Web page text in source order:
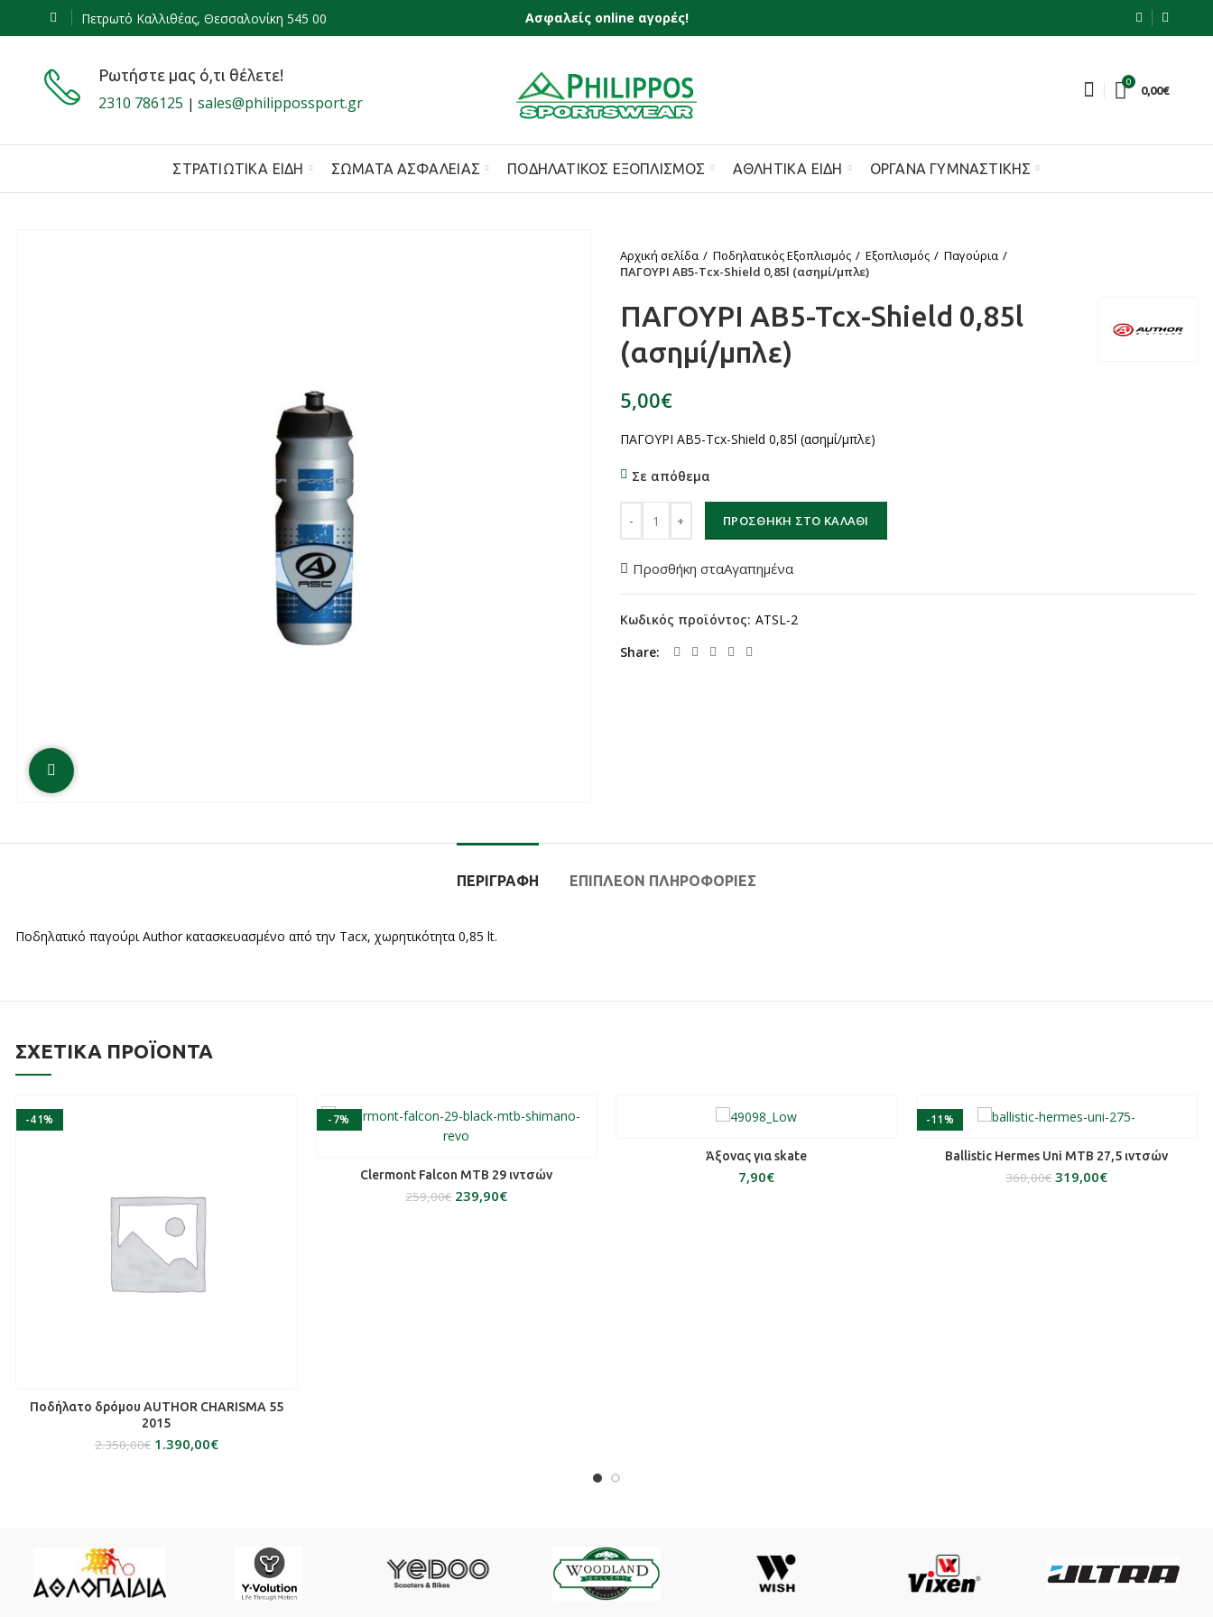
Πετρωτό Καλλιθέας, Θεσσαλονίκη 545 00 Ασφαλείς online αγορές!
Ρωτήστε μας ό,τι θέλετε!
2310 786125 | sales@philippossport.gr
0
0,00€
ΣΤΡΑΤΙΩΤΙΚΆ ΕΊΔΗ ΣΏΜΑΤΑ ΑΣΦΑΛΕΊΑΣ ΠΟΔΗΛΑΤΙΚΌΣ ΕΞΟΠΛΙΣΜΌΣ ΑΘΛΗΤΙΚΆ ΕΊΔΗ ΌΡΓΑΝΑ ΓΥΜΝΑΣΤΙΚΉΣ
Αρχική σελίδα Ποδηλατικός Εξοπλισμός Εξοπλισμός
Παγούρια
ΠΑΓΟΥΡΙ AB5-Tcx-Shield 0,85l (ασημί/μπλε)
ΠΑΓΟΥΡΙ AB5-Tcx-Shield 0,85l
(ασημί/μπλε)
€
ΠΑΓΟΥΡΙ AB5-Tcx-Shield 0,85l (ασημί/μπλε)
Σε απόθεμα
ΠΡΟΣΘΉΚΗ ΣΤΟ ΚΑΛΆΘΙ
Προσθήκη σταΑγαπημένα
Κωδικός προϊόντος: ATSL-2
Share
ΠΕΡΙΓΡΑΦΉ ΕΠΙΠΛΈΟΝ ΠΛΗΡΟΦΟΡΊΕΣ
Ποδηλατικό παγούρι Author κατασκευασμένο από την Tacx, χωρητικότητα 0,85 lt.
ΣΧΕΤΙΚΆ ΠΡΟΪΌΝΤΑ
-41%
ΠΡΟΣΘΉΚΗ ΣΤΟ ΚΑΛΆΘΙ
Ποδήλατο δρόμου AUTHOR CHARISMA 55
2015
2.350,00€ 1.390,00€
-7%
ΕΠΙΛΟΓΉ
Clermont Falcon MTB 29 ιντσών
259,00€ 239,90€
ΠΡΟΣΘΉΚΗ ΣΤΟ ΚΑΛΆΘΙ
Άξονας για skate
€
-11%
ΕΠΙΛΟΓΉ
Ballistic Hermes Uni MTB 27,5 ιντσών
360,00€ 319,00€